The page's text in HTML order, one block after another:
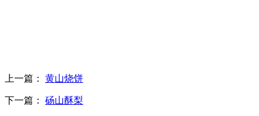
上一篇： 黄山烧饼
下一篇： 砀山酥梨